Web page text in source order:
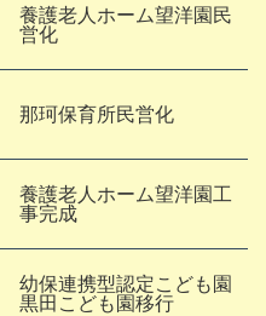
養護老人ホーム望洋園民
営化
那珂保育所民営化
養護老人ホーム望洋園工
事完成
幼保連携型認定こども園
黒田こども園移行